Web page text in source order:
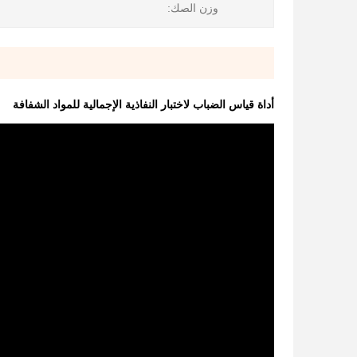
وزن الصك:
أداة قياس الضباب لاختبار النفاذية الإجمالية للمواد الشفافة